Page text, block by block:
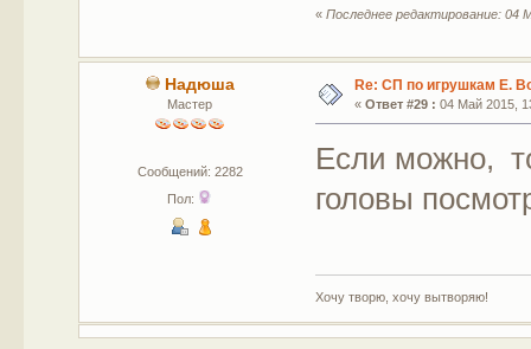
«Последнее редактирование: 04
Надюша
Мастер
Сообщений: 2282
Пол:
Re: СП по игрушкам Е.
« Ответ #29 : 04 Май 2015,
Если можно,
головы
Хочу творю, хочу вытворяю!